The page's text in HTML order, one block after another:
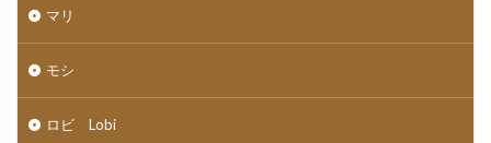
マリ
モシ
ロビ Lobi